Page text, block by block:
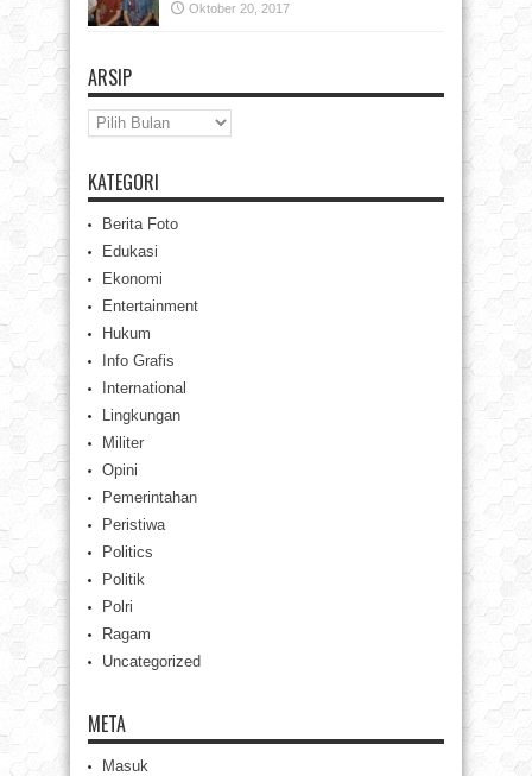
Oktober 20, 2017
ARSIP
Arsip
KATEGORI
Berita Foto
Edukasi
Ekonomi
Entertainment
Hukum
Info Grafis
International
Lingkungan
Militer
Opini
Pemerintahan
Peristiwa
Politics
Politik
Polri
Ragam
Uncategorized
META
Masuk